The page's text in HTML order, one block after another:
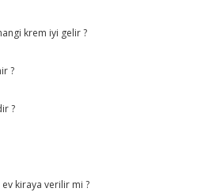
krem iyi gelir ?
?
?
kiraya verilir mi ?